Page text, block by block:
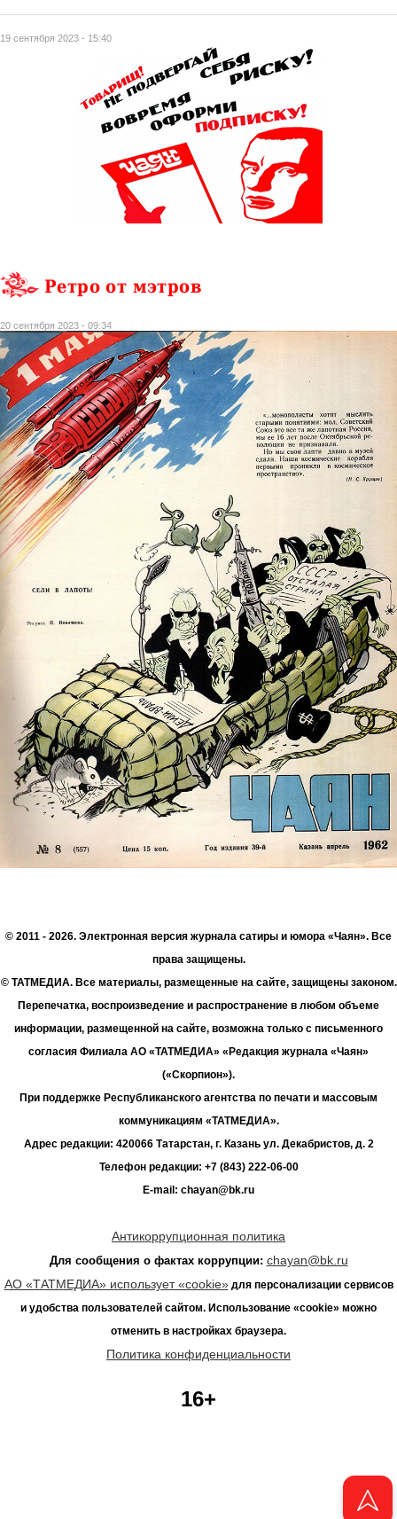
19 сентября 2023 - 15:40
Ретро от мэтров
20 сентября 2023 - 09:34
© 2011 - 2026. Электронная версия журнала сатиры и юмора «Чаян». Все
права защищены.
© ТАТМЕДИА. Все материалы, размещенные на сайте, защищены законом.
Перепечатка, воспроизведение и распространение в любом объеме
информации, размещенной на сайте, возможна только с письменного
согласия Филиала АО «ТАТМЕДИА» «Редакция журнала «Чаян»
(«Скорпион»).
При поддержке Республиканского агентства по печати и массовым
коммуникациям «ТАТМЕДИА».
Адрес редакции: 420066 Татарстан, г. Казань ул. Декабристов, д. 2
Телефон редакции: +7 (843) 222-06-00
E-mail: chayan@bk.ru
Антикоррупционная политика
Для сообщения о фактах коррупции: chayan@bk.ru
АО «ТАТМЕДИА» использует «cookie»для персонализации сервисов
и удобства пользователей сайтом. Использование «cookie» можно
отменить в настройках браузера.
Политика конфиденциальности
16+